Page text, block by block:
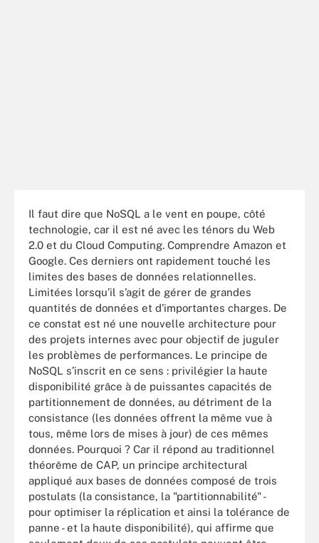
Il faut dire que NoSQL a le vent en poupe, côté
technologie, car il est né avec les ténors du Web
2.0 et du Cloud Computing. Comprendre Amazon et
Google. Ces derniers ont rapidement touché les
limites des bases de données relationnelles.
Limitées lorsqu’il s’agit de gérer de grandes
quantités de données et d’importantes charges. De
ce constat est né une nouvelle architecture pour
des projets internes avec pour objectif de juguler
les problèmes de performances. Le principe de
NoSQL s’inscrit en ce sens : privilégier la haute
disponibilité grâce à de puissantes capacités de
partitionnement de données, au détriment de la
consistance (les données offrent la même vue à
tous, même lors de mises à jour) de ces mêmes
données. Pourquoi ? Car il répond au traditionnel
théorême de CAP, un principe architectural
appliqué aux bases de données composé de trois
postulats (la consistance, la "partitionnabilité" -
pour optimiser la réplication et ainsi la tolérance de
panne - et la haute disponibilité), qui affirme que